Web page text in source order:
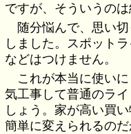
ですが、そういうのは
随分悩んで、思い
しました。スポット
などはつけません。
これが本当に使い
気工事して普通のラ
しょう。家が高い買
簡単に変えられるの